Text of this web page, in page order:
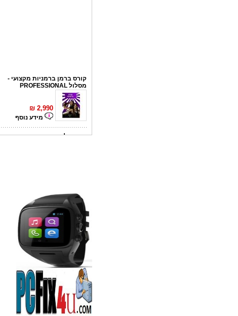
מסלול PROFESSIONAL
2,990
מידע נוסף
קורס פליירינג
150
מידע נוסף
נגן DVD קורא DIVX עם USB
מבית PIONEER
החל מ- 349
מידע נוסף
מברשות איפור מיקצועי